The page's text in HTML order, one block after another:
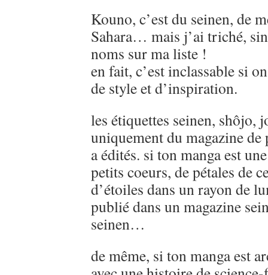
Kouno, c’est du seinen, de
Sahara… mais j’ai triché,
noms sur ma liste !
en fait, c’est inclassable si
de style et d’inspiration.
les étiquettes seinen, shôjo,
uniquement du magazine
a édités. si ton manga est
petits coeurs, de pétales de
d’étoiles dans un rayon de
publié dans un magazine
seinen…
de même, si ton manga est